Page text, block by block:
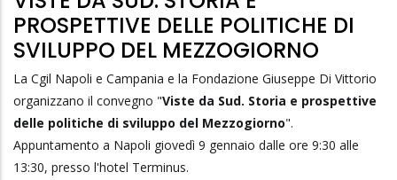
PROSPETTIVE DELLE POLITICHE DI
SVILUPPO DEL MEZZOGIORNO
La Cgil Napoli e Campania e la Fondazione Giuseppe Di Vittorio
organizzano il convegno "Viste da Sud. Storia e prospettive
delle politiche di sviluppo del Mezzogiorno".
Appuntamento a Napoli giovedì 9 gennaio dalle ore 9:30 alle
13:30, presso l'hotel Terminus.